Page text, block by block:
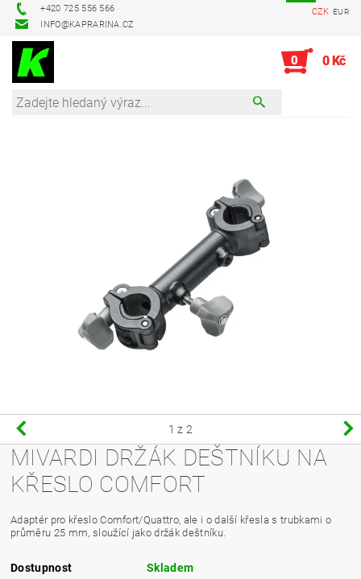
+420 725 556 566
INFO@KAPRARINA.CZ
CZK EUR
0 0 Kč
1 z 2
MIVARDI DRŽÁK DEŠTNÍKU NA
KŘESLO COMFORT
Adaptér pro křeslo Comfort/Quattro, ale i o další křesla s trubkami o
průměru 25 mm, sloužící jako držák deštníku.
Dostupnost
Skladem